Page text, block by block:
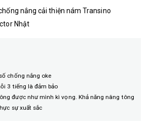
nắng cải thiện nám Transino
Nhật
chống nắng oke
3 tiếng là đảm bảo
được như mình kì vọng. Khả năng nâng tông
sự xuất sắc